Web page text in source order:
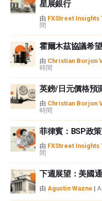
星展銀行
由 FXStreet Insights
間
霍爾木茲協議希
由 Christian Borjon
時間
英鎊/日元價格預
由 Christian Borjon
時間
菲律賓：BSP政
由 FXStreet Insights
間
下週展望：美國
由 Agustin Wazne |